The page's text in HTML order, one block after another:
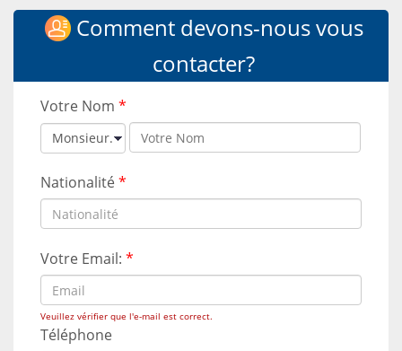
Comment devons-nous vous
contacter?
Votre Nom *
Nationalité*
Votre Email: *
Veuillez vérifier que l'e-mail est correct.
Téléphone